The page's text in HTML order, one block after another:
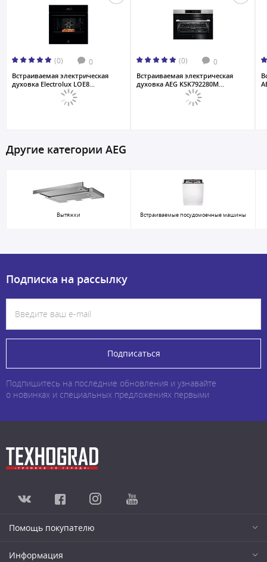
(0) 0
Встраиваемая электрическая
духовка Electrolux LOE8...
(0) 0
Встраиваемая электрическая
духовка AEG KSK792280M...
Другие категории AEG
Вытяжки Встраиваемые посудомоечные машины
Подписка на рассылку
Подписаться
Подпишитесь на последние обновления и узнавайте
о новинках и специальных предложениях первыми
Помощь покупателю
Информация